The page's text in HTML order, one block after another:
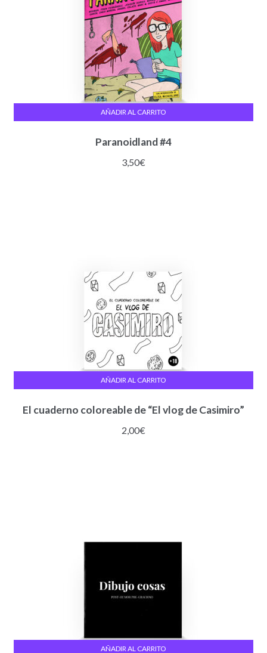
Paranoidland #4
3,50€
AÑADIR AL CARRITO
El cuaderno coloreable de “El vlog de Casimiro”
2,00€
AÑADIR AL CARRITO
AÑADIR AL CARRITO